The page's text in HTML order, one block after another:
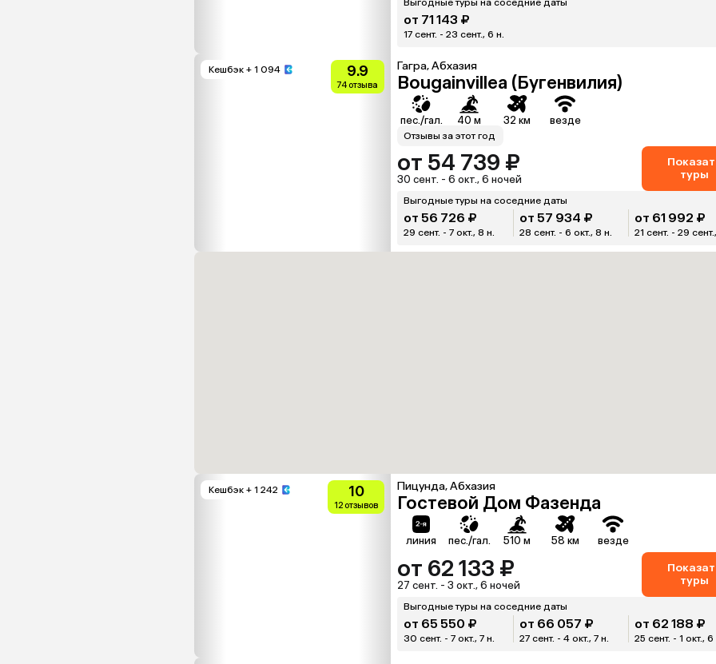
от 71 143 ₽
17 сент. - 23 сент., 6 н.
Кешбэк + 1 094 9.9
74 отзыва
Гагра, Абхазия
Bougainvillea (Бугенвилия)
пес./гал. 40 м 32 км везде
Отзывы за этот год
от 54 739 ₽
30 сент. - 6 окт., 6 ночей
туры
Выгодные туры на соседние даты
от 56 726 ₽
29 сент. - 7 окт., 8 н.
от 57 934 ₽
28 сент. - 6 окт., 8 н.
от 61 992 ₽
21 сент. - 29
Кешбэк + 1 242 10
12 отзывов
Пицунда, Абхазия
Гостевой Дом Фазенда
линия пес./гал. 510 м 58 км везде
от 62 133 ₽
27 сент. - 3 окт., 6 ночей
туры
Выгодные туры на соседние даты
от 65 550 ₽
30 сент. - 7 окт., 7 н.
от 66 057 ₽
27 сент. - 4 окт., 7 н.
от 62 188 ₽
25 сент. - 1 окт., 6